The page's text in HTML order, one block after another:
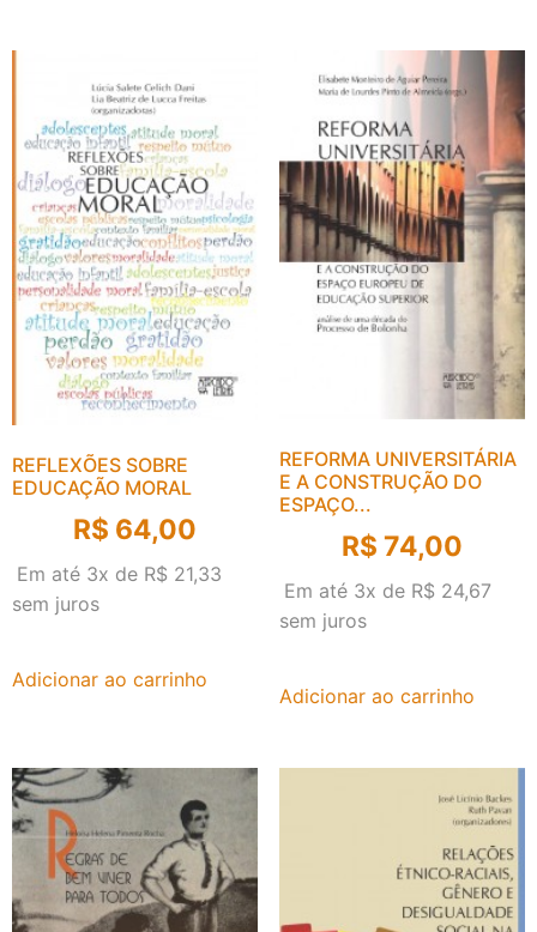
REFLEXÕES SOBRE
EDUCAÇÃO MORAL
R$ 64,00
Em até 3x de R$ 21,33
sem juros
Adicionar ao carrinho
REFORMA UNIVERSITÁRIA
E A CONSTRUÇÃO DO
ESPAÇO...
R$ 74,00
Em até 3x de R$ 24,67
sem juros
Adicionar ao carrinho